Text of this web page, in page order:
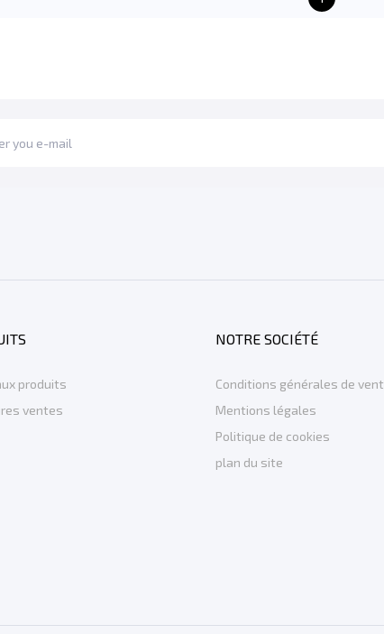
produits
ventes
NOTRE SOCIÉTÉ
Conditions générales de vent
Mentions légales
Politique de cookies
plan du site